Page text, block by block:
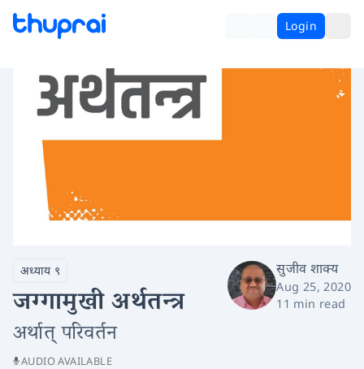
Login
अध्याय ९
जग्गामुखी अर्थतन्त्र
अर्थात् परिवर्तन
सुजीव शाक्य
Aug 25, 2020
11 min read
AUDIO AVAILABLE